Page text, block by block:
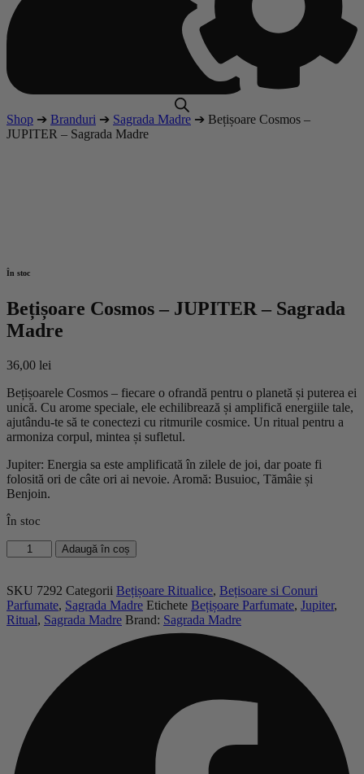
Shop ➔ Branduri ➔ Sagrada Madre ➔ Bețișoare Cosmos –
JUPITER – Sagrada Madre
În stoc
Bețișoare Cosmos – JUPITER – Sagrada
Madre
36,00 lei
Bețișoarele Cosmos – fiecare o ofrandă pentru o planetă și puterea ei
unică. Cu arome speciale, ele echilibrează și amplifică energiile tale,
ajutându-te să te conectezi cu ritmurile cosmice. Un ritual pentru a
armoniza corpul, mintea și sufletul.
Jupiter: Energia sa este amplificată în zilele de joi, dar poate fi
folosită ori de câte ori ai nevoie. Aromă: Busuioc, Tămâie și
Benjoin.
În stoc
Cantitate
Bețișoare
–
JUPITER
-
Adaugă în coș
SKU 7292 Categorii Bețișoare Ritualice, Bețisoare si Conuri
Parfumate, Sagrada Madre Etichete Bețișoare Parfumate, Jupiter,
Ritual, Sagrada Madre Brand: Sagrada Madre